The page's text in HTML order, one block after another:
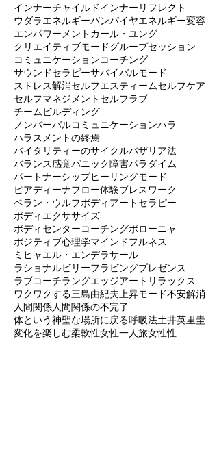
イタリア旅行イタリア語
イラショナルビリーフインスピレーション
インナーチャイルドインナーリフレクト
ウダラエネルギーバンパイヤエネルギー変容
エンパワーメント カール・ユング
クリエイティブモードグループセッション
コミュニケーションコーチング
サウンドセラピー サバイバルモード
ストレス解消セルフエスティーム
セルフマネジメント セルフラブ
チームビルディング
ノンバーバルコミュニケーション ハラ
ハラスメントの終焉
バイタリティーのサイクルバザリア法
バランス感覚パニック障害パラダイム
パートナーシップヒーリングモード
ピアディーナフロー体験
ベラン・ウルフボディアートセラピー
ボディエクササイズ
ボディセンターコーチング ボローニャ
ポジティブ心理学マインドフルネス
ミヒャエル・エンデ ラサール
ラショナルビリーフラビングプレゼンス
ラブコーチ ラングエッジアート
ワクワクする三島由紀夫上昇モード不安解消
人間関係 人間関係の不完了